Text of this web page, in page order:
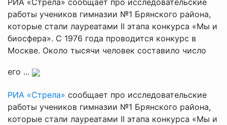
работы учеников гимназии №1 Брянского района,
которые стали лауреатами II этапа конкурса «Мы и
биосфера». С 1976 года проводится конкурс в
Москве. Около тысячи человек составило число
его ...
РИА «Стрела» сообщает про исследовательские
работы учеников гимназии №1 Брянского района,
которые стали лауреатами II этапа конкурса «Мы и